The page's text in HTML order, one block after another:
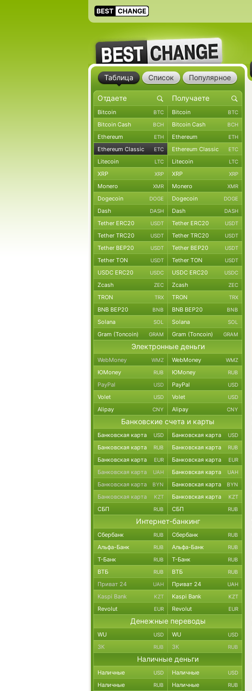
Таблица Список Популярное
Bitcoin BTC Bitcoin BTC
Bitcoin Cash BCH Bitcoin Cash BCH
Ethereum ETH Ethereum ETH
Ethereum Classic ETC Ethereum Classic ETC
Litecoin LTC Litecoin LTC
XRP XRP XRP XRP
Monero XMR Monero XMR
Dogecoin DOGE Dogecoin DOGE
Dash DASH Dash DASH
Tether ERC20 USDT Tether ERC20 USDT
Tether TRC20 USDT Tether TRC20 USDT
Tether BEP20 USDT Tether BEP20 USDT
Tether TON USDT Tether TON USDT
USDC ERC20 USDC USDC ERC20 USDC
Zcash ZEC Zcash ZEC
TRON TRX TRON TRX
BNB BEP20 BNB BNB BEP20 BNB
Solana SOL Solana SOL
Gram (Toncoin) GRAM Gram (Toncoin) GRAM
Электронные деньги
WebMoney WMZ WebMoney WMZ
ЮMoney RUB ЮMoney RUB
PayPal USD PayPal USD
Volet USD Volet USD
Alipay CNY Alipay CNY
Банковские счета и карты
Банковская карта USD Банковская карта USD
Банковская карта RUB Банковская карта RUB
Банковская карта EUR Банковская карта EUR
Банковская карта UAH Банковская карта UAH
Банковская карта BYN Банковская карта BYN
Банковская карта KZT Банковская карта KZT
СБП RUB СБП RUB
Интернет-банкинг
Сбербанк RUB Сбербанк RUB
Альфа-Банк RUB Альфа-Банк RUB
Т-Банк RUB Т-Банк RUB
ВТБ RUB ВТБ RUB
Приват 24 UAH Приват 24 UAH
Kaspi Bank KZT Kaspi Bank KZT
Revolut EUR Revolut EUR
Денежные переводы
WU USD WU USD
ЗК RUB ЗК RUB
Наличные деньги
Наличные USD Наличные USD
Наличные RUB Наличные RUB